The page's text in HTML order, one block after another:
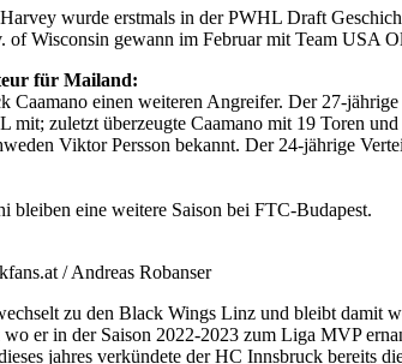
wurde erstmals in der PWHL Draft
Wisconsin gewann im Februar mit Team USA
für Mailand:
einen weiteren Angreifer. Der 27-
zuletzt überzeugte Caamano mit 19 Toren
Viktor Persson bekannt. Der 24-jährige
bleiben eine weitere Saison bei FTC-Budapest.
/ Andreas Robanser
zu den Black Wings Linz und bleibt damit
er in der Saison 2022-2023 zum Liga MVP
jahres verkündete der HC Innsbruck bereits